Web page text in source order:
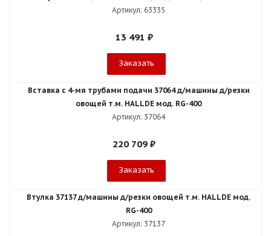
Артикул: 63335
13 491 ₽
Заказать
Вставка с 4-мя трубами подачи 37064 д/машины д/резки
овощей т.м. HALLDE мод. RG-400
Артикул: 37064
220 709 ₽
Заказать
Втулка 37137 д/машины д/резки овощей т.м. HALLDE мод.
RG-400
Артикул: 37137